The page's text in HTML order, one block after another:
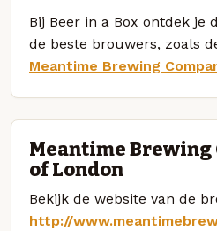
Bij Beer in a Box ontdek je
de beste brouwers, zoals
Meantime Brewing
Meantime Brewing
of London
Bekijk de website van de
http://